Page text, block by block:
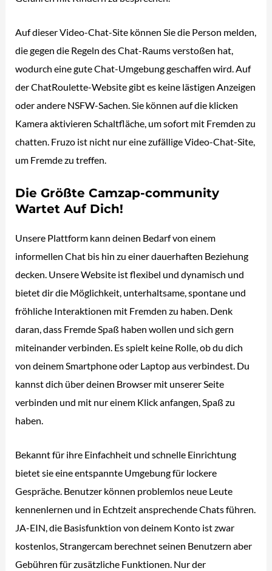
Auf dieser Video-Chat-Site können Sie die Person melden,
die gegen die Regeln des Chat-Raums verstoßen hat,
wodurch eine gute Chat-Umgebung geschaffen wird. Auf
der ChatRoulette-Website gibt es keine lästigen Anzeigen
oder andere NSFW-Sachen. Sie können auf die klicken
Kamera aktivieren Schaltfläche, um sofort mit Fremden zu
chatten. Fruzo ist nicht nur eine zufällige Video-Chat-Site,
um Fremde zu treffen.
Die Größte Camzap-community
Wartet Auf Dich!
Unsere Plattform kann deinen Bedarf von einem
informellen Chat bis hin zu einer dauerhaften Beziehung
decken. Unsere Website ist flexibel und dynamisch und
bietet dir die Möglichkeit, unterhaltsame, spontane und
fröhliche Interaktionen mit Fremden zu haben. Denk
daran, dass Fremde Spaß haben wollen und sich gern
miteinander verbinden. Es spielt keine Rolle, ob du dich
von deinem Smartphone oder Laptop aus verbindest. Du
kannst dich über deinen Browser mit unserer Seite
verbinden und mit nur einem Klick anfangen, Spaß zu
haben.
Bekannt für ihre Einfachheit und schnelle Einrichtung
bietet sie eine entspannte Umgebung für lockere
Gespräche. Benutzer können problemlos neue Leute
kennenlernen und in Echtzeit ansprechende Chats führen.
JA-EIN, die Basisfunktion von deinem Konto ist zwar
kostenlos, Strangercam berechnet seinen Benutzern aber
Gebühren für zusätzliche Funktionen. Nur der